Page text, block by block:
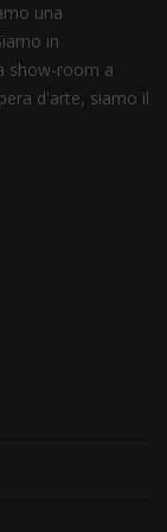
una
in
show-room a
d'arte, siamo il